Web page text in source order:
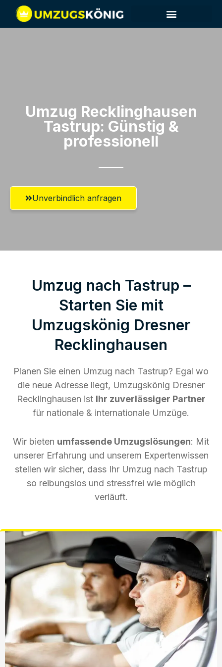
Umzug Recklinghausen​
Tastrup: Günstig &
professionell​
Unverbindlich anfragen
Umzug nach Tastrup –
Starten Sie mit
Umzugskönig Dresner
Recklinghausen
Planen Sie einen Umzug nach Tastrup? Egal wo
die neue Adresse liegt, Umzugskönig Dresner
Recklinghausen ist Ihr zuverlässiger Partner
für nationale & internationale Umzüge.
Wir bieten umfassende Umzugslösungen: Mit
unserer Erfahrung und unserem Expertenwissen
stellen wir sicher, dass Ihr Umzug nach Tastrup
so reibungslos und stressfrei wie möglich
verläuft.